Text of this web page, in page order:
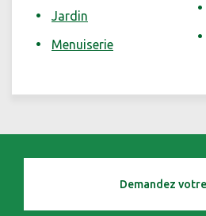
Jardin
Menuiserie
Demandez